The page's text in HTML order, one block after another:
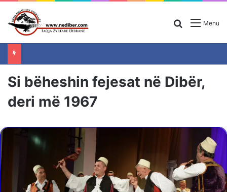
Menu
Search for
Si bëheshin fejesat në Dibër,
deri më 1967